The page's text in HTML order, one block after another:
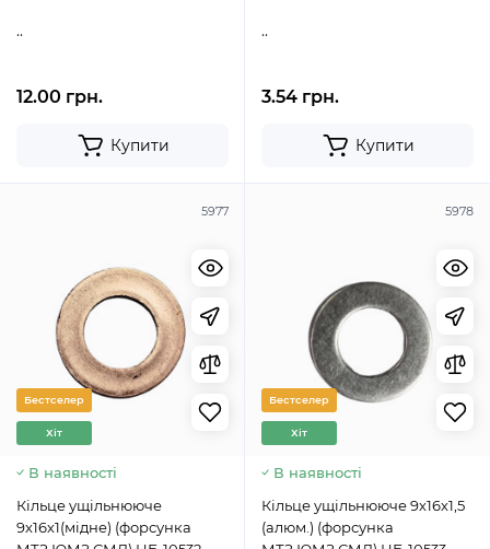
..
12.00 грн.
Купити
..
3.54 грн.
Купити
5977
Бестселер
Хіт
В наявності
Кільце ущільнююче
9х16х1(мідне) (форсунка
5978
Бестселер
Хіт
В наявності
Кільце ущільнююче 9х16х1,5
(алюм.) (форсунка